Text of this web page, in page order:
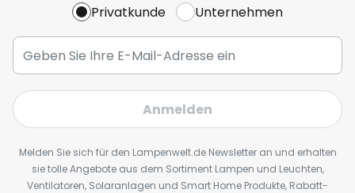
Privatkunde Unternehmen
Anmelden
Melden Sie sich für den Lampenwelt.de Newsletter an und erhalten
sie tolle Angebote aus dem Sortiment Lampen und Leuchten,
Ventilatoren, Solaranlagen und Smart Home Produkte, Rabatt-